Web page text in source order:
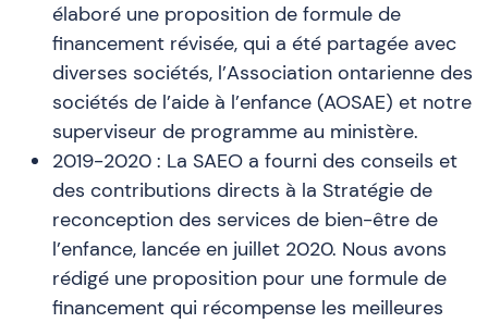
élaboré une proposition de formule de
financement révisée, qui a été partagée avec
diverses sociétés, l’Association ontarienne des
sociétés de l’aide à l’enfance (AOSAE) et notre
superviseur de programme au ministère.
2019-2020 : La SAEO a fourni des conseils et
des contributions directs à la Stratégie de
reconception des services de bien-être de
l’enfance, lancée en juillet 2020. Nous avons
rédigé une proposition pour une formule de
financement qui récompense les meilleures